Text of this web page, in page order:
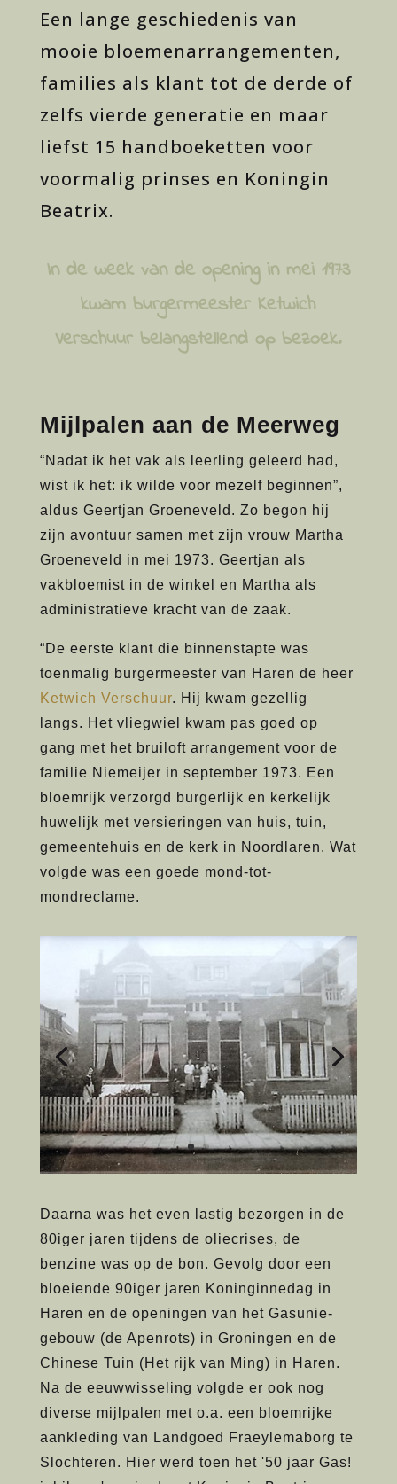
Een lange geschiedenis van
mooie bloemenarrangementen,
families als klant tot de derde of
zelfs vierde generatie en maar
liefst 15 handboeketten voor
voormalig prinses en Koningin
Beatrix.
In de week van de opening in mei 1973
kwam burgermeester Ketwich
Verschuur belangstellend op bezoek.
Mijlpalen aan de Meerweg
“Nadat ik het vak als leerling geleerd had,
wist ik het: ik wilde voor mezelf beginnen”,
aldus Geertjan Groeneveld. Zo begon hij
zijn avontuur samen met zijn vrouw Martha
Groeneveld in mei 1973. Geertjan als
vakbloemist in de winkel en Martha als
administratieve kracht van de zaak.
“De eerste klant die binnenstapte was
toenmalig burgermeester van Haren de heer
Ketwich Verschuur. Hij kwam gezellig
langs. Het vliegwiel kwam pas goed op
gang met het bruiloft arrangement voor de
familie Niemeijer in september 1973. Een
bloemrijk verzorgd burgerlijk en kerkelijk
huwelijk met versieringen van huis, tuin,
gemeentehuis en de kerk in Noordlaren. Wat
volgde was een goede mond-tot-
mondreclame.
Daarna was het even lastig bezorgen in de
80iger jaren tijdens de oliecrises, de
benzine was op de bon. Gevolg door een
bloeiende 90iger jaren Koninginnedag in
Haren en de openingen van het Gasunie-
gebouw (de Apenrots) in Groningen en de
Chinese Tuin (Het rijk van Ming) in Haren.
Na de eeuwwisseling volgde er ook nog
diverse mijlpalen met o.a. een bloemrijke
aankleding van Landgoed Fraeylemaborg te
Slochteren. Hier werd toen het '50 jaar Gas!